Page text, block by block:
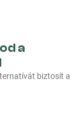
a
biztosít a